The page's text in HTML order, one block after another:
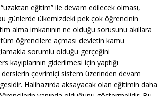
eğitim” ile devam edilecek olması,
günlerde ülkemizdeki pek çok öğrencinin
alma imkanının ne olduğu sorusunu akıllara
öğrencilere açması devletin kamu
sorumlu olduğu gerçeğini
kayıplarının giderilmesi için yaptığı
çevrimiçi sistem üzerinden devam
Halihazırda aksayacak olan eğitimin daha